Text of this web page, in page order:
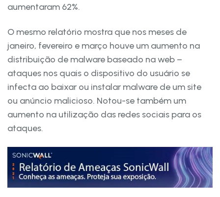
aumentaram 62%.
O mesmo relatório mostra que nos meses de
janeiro, fevereiro e março houve um aumento na
distribuição de malware baseado na web –
ataques nos quais o dispositivo do usuário se
infecta ao baixar ou instalar malware de um site
ou anúncio malicioso. Notou-se também um
aumento na utilização das redes sociais para os
ataques.